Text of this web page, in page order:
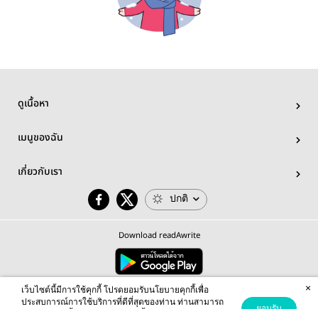
ดูเนื้อหา
เมนูของฉัน
เกี่ยวกับเรา
ปกติ
Download readAwrite
© 2026 readAwrite.com by MEB Corporation Public Company Limited
This site is protected by reCAPTCHA and the Google Privacy Policy Terms of Serviceapply.
เว็บไซต์นี้มีการใช้คุกกี้ โปรดยอมรับนโยบายคุกกี้เพื่อ
ประสบการณ์การใช้บริการที่ดีที่สุดของท่าน ท่านสามารถ
×